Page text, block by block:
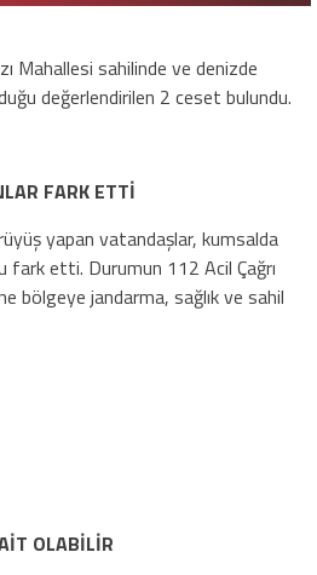
Mahallesi sahilinde ve denizde
değerlendirilen 2 ceset bulundu.
FARK ETTİ
yapan vatandaşlar, kumsalda
fark etti. Durumun 112 Acil Çağrı
bölgeye jandarma, sağlık ve sahil
OLABİLİR